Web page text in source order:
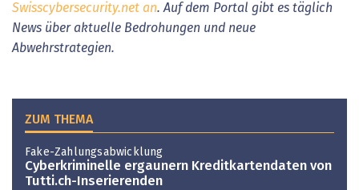
Swisscybersecurity.net an. Auf dem Portal gibt es täglich
News über aktuelle Bedrohungen und neue
Abwehrstrategien.
ZUM THEMA
Fake-Zahlungsabwicklung
Cyberkriminelle ergaunern Kreditkartendaten von
Tutti.ch-Inserierenden